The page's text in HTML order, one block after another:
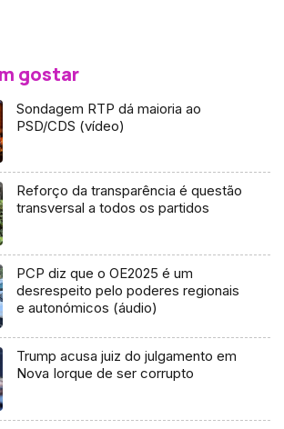
gostar
Sondagem RTP dá maioria ao
PSD/CDS (vídeo)
Reforço da transparência é questão
transversal a todos os partidos
PCP diz que o OE2025 é um
desrespeito pelo poderes regionais
e autonómicos (áudio)
Trump acusa juiz do julgamento em
Nova Iorque de ser corrupto